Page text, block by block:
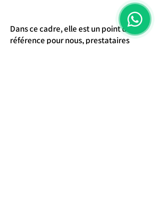
Dans ce cadre, elle est un point de
référence pour nous, prestataires